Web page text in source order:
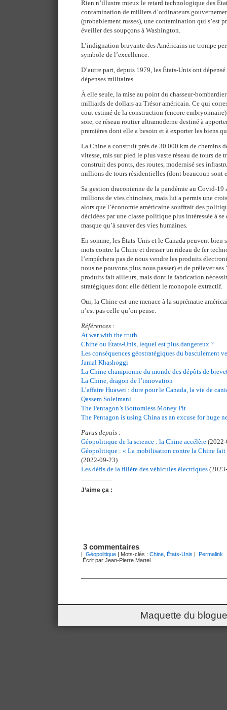
Rien n’illustre mieux le retard technologique des
contamination de milliers d’ordinateurs
(probablement russes), une contamination qui s’est
éveiller des soupçons à Washington.
L’indignation bruyante des Américains ne trompe
symbole de l’excellence.
D’autre part, depuis 1979, les États-Unis ont
dépenses militaires.
À elle seule, la mise au point du chasseur-
milliards de dollars au Trésor américain. Ce qui
cout estimé de la construction (encore
soie, ce réseau routier ultramoderne destiné à
premières dont elle a besoin et à exporter les biens
La Chine a construit près de 30 000 km de chemins
vitesse, mis sur pied le plus vaste réseau de tours de
construit des ponts, des routes, modernisé ses
millions de tours résidentielles (dont beaucoup sont
Sa gestion draconienne de la pandémie au Covid-19
millions de vies chinoises, mais lui a permis une
alors que l’économie américaine souffrait des
décidées par une classe politique plus intéressée à
masque qu’à sauver des vies humaines.
En somme, les États-Unis et le Canada peuvent bien
mots contre la Chine et dresser un rideau de fer
l’empêchera pas de nous vendre les produits
nous ne pouvons plus nous passer) et de prélever ses
produits fait ailleurs, mais dont la fabrication
stratégiques dont elle détient le monopole extractif.
Oui, la Chine est une menace à la suprématie
n’est pas celle qu’on pense.
Références :
At war with the truth
Chine ou États-Unis, lequel est plus dangereux ?
Les conséquences géostratégiques du basculement
Jamal Khashoggi
La Chine championne du monde des dépôts de
La Chine, dragon de l’innovation
L’affaire Huawei : dure pour le Canada, la vie de
Qassem Soleimani
The Pentagon’s Bottomless Money Pit
The Pentagon is using China as an excuse for huge
Parus depuis :
Géopolitique de la science : la Chine accélère
Géopolitique : « La mobilisation contre la Chine fait
(2022-09-23)
Les défis de la filière des véhicules électriques
J’aime ça :
3 commentaires
| Géopolitique | Mots-clés : Chine États-Unis | Permalink
Écrit par Jean-Pierre Martel
Maquette du